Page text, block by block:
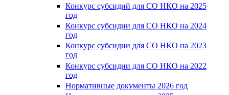
Конкурс субсидий для СО НКО на 2025
год
Конкурс субсидии для СО НКО на 2024
год
Конкурс субсидии для СО НКО на 2023
год
Конкурс субсидии для СО НКО на 2022
год
Нормативные документы 2026 год